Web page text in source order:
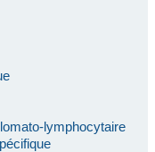
lymphocytaire